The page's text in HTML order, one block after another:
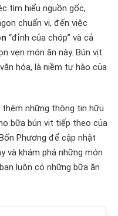
tìm hiểu nguồn gốc,
chuẩn vị, đến việc
“đỉnh của chóp” và cả
vẹn món ăn này. Bún vịt
hóa, là niềm tự hào của
thêm những thông tin hữu
bữa bún vịt tiếp theo của
Phương để cập nhật
và khám phá những món
luôn có những bữa ăn